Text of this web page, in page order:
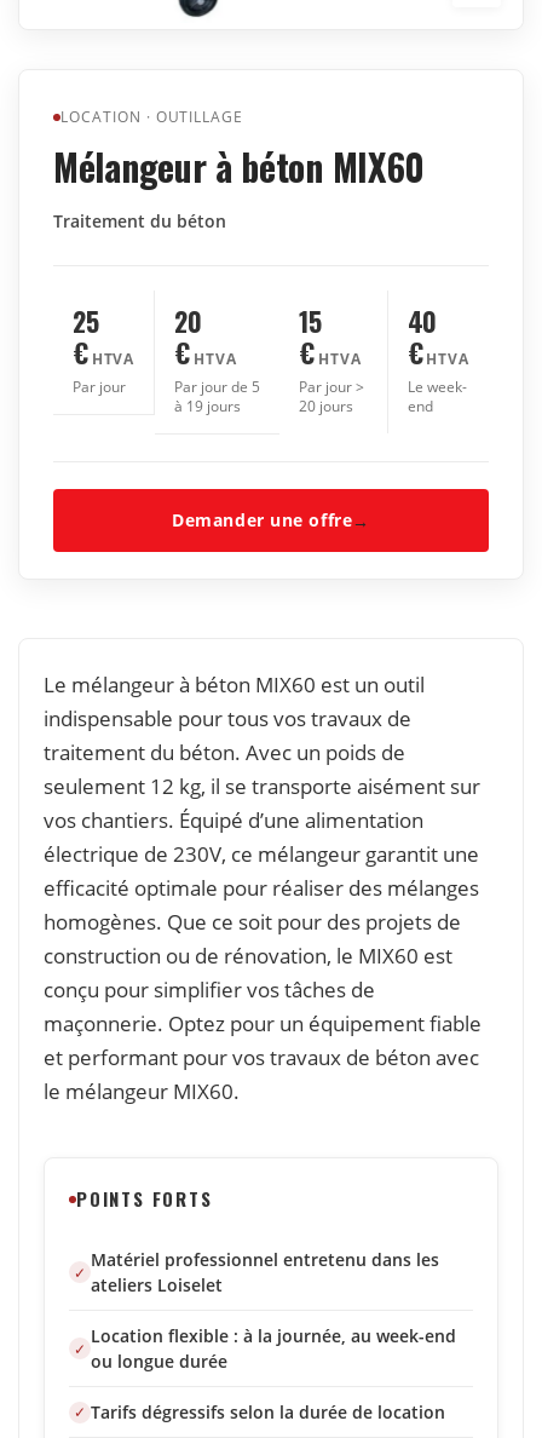
LOCATION · OUTILLAGE
Mélangeur à béton MIX60
Traitement du béton
25
€ HTVA
Par jour
20
€ HTVA
Par jour de 5
à 19 jours
15
€ HTVA
Par jour >
20 jours
40
€ HTVA
Le week-
end
Demander une offre→
Le mélangeur à béton MIX60 est un outil
indispensable pour tous vos travaux de
traitement du béton. Avec un poids de
seulement 12 kg, il se transporte aisément sur
vos chantiers. Équipé d’une alimentation
électrique de 230V, ce mélangeur garantit une
efficacité optimale pour réaliser des mélanges
homogènes. Que ce soit pour des projets de
construction ou de rénovation, le MIX60 est
conçu pour simplifier vos tâches de
maçonnerie. Optez pour un équipement fiable
et performant pour vos travaux de béton avec
le mélangeur MIX60.
POINTS FORTS
Matériel professionnel entretenu dans les
ateliers Loiselet
Location flexible : à la journée, au week-end
ou longue durée
Tarifs dégressifs selon la durée de location